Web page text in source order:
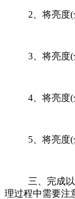
2、将亮度(全
3、将亮度(全
4、将亮度(全
5、将亮度(全
三、完成以上
理过程中需要注